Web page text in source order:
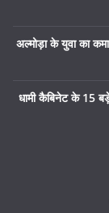
अल्मोड़ा के युवा का
धामी कैबिनेट के 15